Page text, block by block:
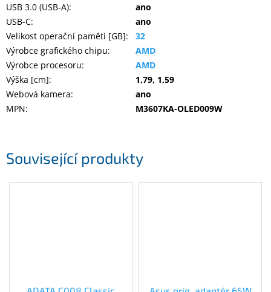
Související produkty
USB 3.0 (USB-A):
ano
USB-C:
ano
Velikost operační paměti [GB]:
32
Výrobce grafického chipu:
AMD
Výrobce procesoru:
AMD
Výška [cm]:
1,79, 1,59
Webová kamera:
ano
MPN: M3607KA-OLED009W